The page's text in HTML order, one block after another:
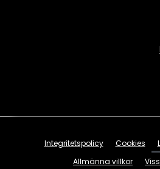
Integritetspolicy Cookies
Allmänna villkor